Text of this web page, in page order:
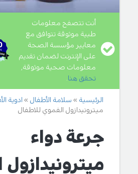
أنت تتصفح معلومات
طبية موثوقة تتوافق مع
معايير مؤسسة الصحة
على الإنترنت لضمان تقديم
معلومات صحية موثوقة,
تحقق هنا
الرئيسية سلامة الأطفال ادوية
ميترونيدازول الفموي للاطفال
جرعة دواء